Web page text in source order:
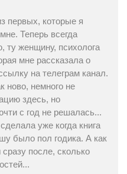
первых, которые я
Теперь всегда
ту женщину, психолога
мне рассказала о
на телеграм канал.
ново, немного не
здесь, но
с год не решалась...
уже когда книга
было пол годика. А как
после, сколько